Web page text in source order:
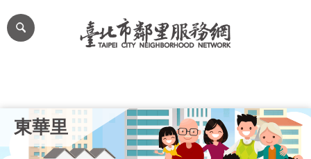
跳到主要內容區塊
網
站
東華里